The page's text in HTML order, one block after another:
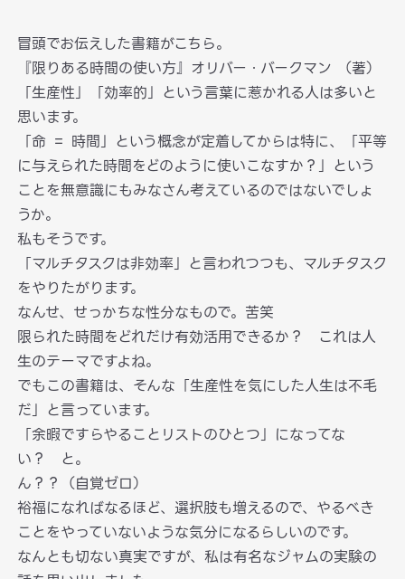
冒頭でお伝えした書籍がこちら。
『限りある時間の使い方』オリバー・バークマン （著）
「生産性」「効率的」という言葉に惹かれる人は多いと
思います。
「命 ＝ 時間」という概念が定着してからは特に、「平等
に与えられた時間をどのように使いこなすか？」という
ことを無意識にもみなさん考えているのではないでしょ
うか。
私もそうです。
「マルチタスクは非効率」と言われつつも、マルチタスク
をやりたがります。
なんせ、せっかちな性分なもので。苦笑
限られた時間をどれだけ有効活用できるか？ これは人
生のテーマですよね。
でもこの書籍は、そんな「生産性を気にした人生は不毛
だ」と言っています。
「余暇ですらやることリストのひとつ」になってな
い？ と。
ん？？（自覚ゼロ）
裕福になればなるほど、選択肢も増えるので、やるべき
ことをやっていないような気分になるらしいのです。
なんとも切ない真実ですが、私は有名なジャムの実験の